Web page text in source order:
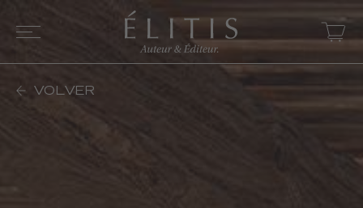
VOLVER